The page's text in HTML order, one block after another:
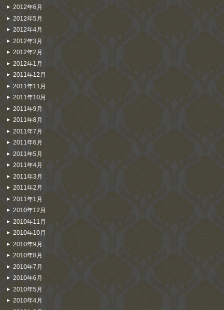
2012年6月
2012年5月
2012年4月
2012年3月
2012年2月
2012年1月
2011年12月
2011年11月
2011年10月
2011年9月
2011年8月
2011年7月
2011年6月
2011年5月
2011年4月
2011年3月
2011年2月
2011年1月
2010年12月
2010年11月
2010年10月
2010年9月
2010年8月
2010年7月
2010年6月
2010年5月
2010年4月